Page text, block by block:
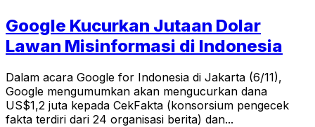
Google Kucurkan Jutaan Dolar
Lawan Misinformasi di Indonesia
Dalam acara Google for Indonesia di Jakarta (6/11),
Google mengumumkan akan mengucurkan dana
US$1,2 juta kepada CekFakta (konsorsium pengecek
fakta terdiri dari 24 organisasi berita) dan...